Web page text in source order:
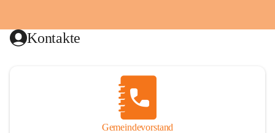
Kontakte
Gemeindevorstand